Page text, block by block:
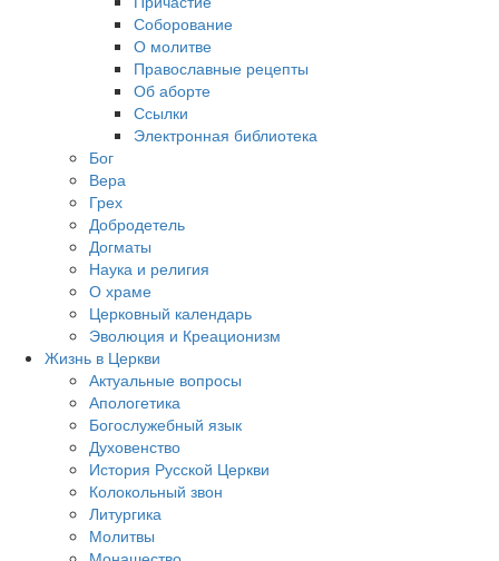
Соборование
О молитве
Православные рецепты
Об аборте
Ссылки
Электронная библиотека
Бог
Вера
Грех
Добродетель
Догматы
Наука и религия
О храме
Церковный календарь
Эволюция и Креационизм
Жизнь в Церкви
Актуальные вопросы
Апологетика
Богослужебный язык
Духовенство
История Русской Церкви
Колокольный звон
Литургика
Молитвы